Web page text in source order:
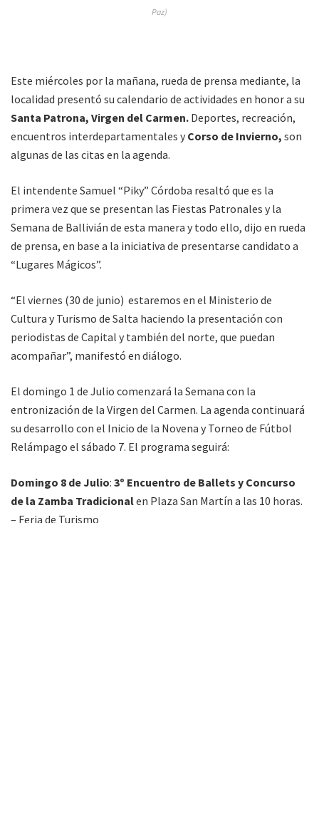
Paz)
Este miércoles por la mañana, rueda de prensa mediante, la
localidad presentó su calendario de actividades en honor a su
Santa Patrona, Virgen del Carmen. Deportes, recreación,
encuentros interdepartamentales y Corso de Invierno, son
algunas de las citas en la agenda.
El intendente Samuel “Piky” Córdoba resaltó que es la
primera vez que se presentan las Fiestas Patronales y la
Semana de Ballivián de esta manera y todo ello, dijo en rueda
de prensa, en base a la iniciativa de presentarse candidato a
“Lugares Mágicos”.
“El viernes (30 de junio) estaremos en el Ministerio de
Cultura y Turismo de Salta haciendo la presentación con
periodistas de Capital y también del norte, que puedan
acompañar”, manifestó en diálogo.
El domingo 1 de Julio comenzará la Semana con la
entronización de la Virgen del Carmen. La agenda continuará
su desarrollo con el Inicio de la Novena y Torneo de Fútbol
Relámpago el sábado 7. El programa seguirá:
Domingo 8 de Julio: 3º Encuentro de Ballets y Concurso
de la Zamba Tradicionalen Plaza San Martín a las 10 horas.
– Feria de Turismo